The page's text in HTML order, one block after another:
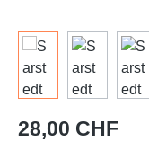
Regulärer Preis:
28,00 CHF